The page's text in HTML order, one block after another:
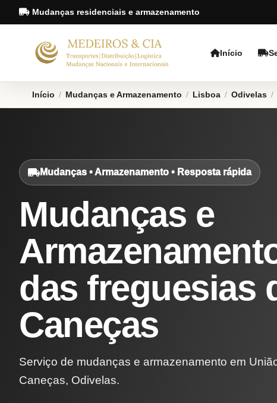
Mudanças residenciais e armazenamento
Início
Início / Mudanças e Armazenamento / Lisboa / Odivelas /
Mudanças • Armazenamento • Resposta rápida
Mudanças e
das freguesias
Caneças
Serviço de mudanças e armazenamento em
Caneças, Odivelas.